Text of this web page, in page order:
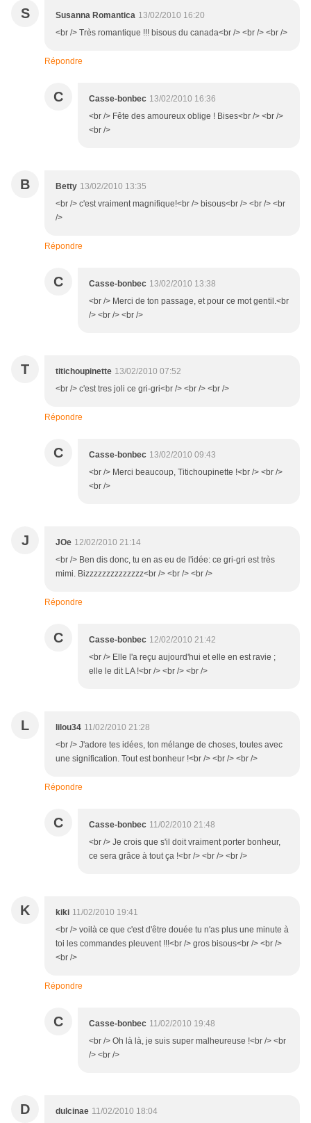
S Susanna Romantica 13/02/2010 16:20
<br /> Très romantique !!! bisous du canada<br /> <br /> <br />
Répondre
C Casse-bonbec 13/02/2010 16:36
<br /> Fête des amoureux oblige ! Bises<br /> <br />
<br />
B Betty 13/02/2010 13:35
<br /> c'est vraiment magnifique!<br /> bisous<br /> <br /> <br
/>
Répondre
C Casse-bonbec 13/02/2010 13:38
<br /> Merci de ton passage, et pour ce mot gentil.<br
/> <br /> <br />
T titichoupinette 13/02/2010 07:52
<br /> c'est tres joli ce gri-gri<br /> <br /> <br />
Répondre
C Casse-bonbec 13/02/2010 09:43
<br /> Merci beaucoup, Titichoupinette !<br /> <br />
<br />
J JOe 12/02/2010 21:14
<br /> Ben dis donc, tu en as eu de l'idée: ce gri-gri est très
mimi. Bizzzzzzzzzzzzzz<br /> <br /> <br />
Répondre
C Casse-bonbec 12/02/2010 21:42
<br /> Elle l'a reçu aujourd'hui et elle en est ravie ;
elle le dit LA !<br /> <br /> <br />
L lilou34 11/02/2010 21:28
<br /> J'adore tes idées, ton mélange de choses, toutes avec
une signification. Tout est bonheur !<br /> <br /> <br />
Répondre
C Casse-bonbec 11/02/2010 21:48
<br /> Je crois que s'il doit vraiment porter bonheur,
ce sera grâce à tout ça !<br /> <br /> <br />
K kiki 11/02/2010 19:41
<br /> voilà ce que c'est d'être douée tu n'as plus une minute à
toi les commandes pleuvent !!!<br /> gros bisous<br /> <br />
<br />
Répondre
C Casse-bonbec 11/02/2010 19:48
<br /> Oh là là, je suis super malheureuse !<br /> <br
/> <br />
D dulcinae 11/02/2010 18:04